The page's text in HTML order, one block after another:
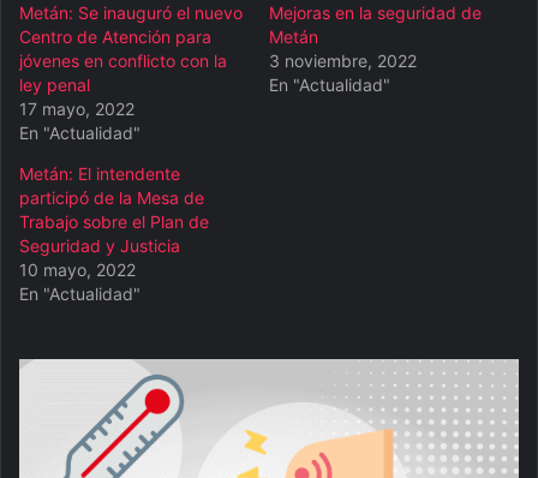
Metán: Se inauguró el nuevo
Centro de Atención para
jóvenes en conflicto con la
ley penal
17 mayo, 2022
En "Actualidad"
Mejoras en la seguridad de
Metán
3 noviembre, 2022
En "Actualidad"
Metán: El intendente
participó de la Mesa de
Trabajo sobre el Plan de
Seguridad y Justicia
10 mayo, 2022
En "Actualidad"